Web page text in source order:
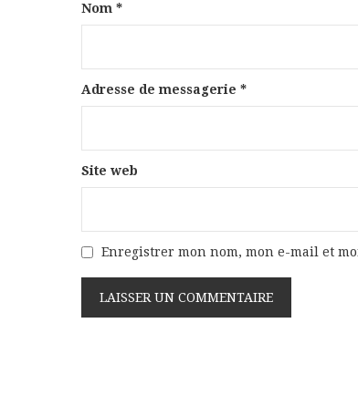
Nom *
Adresse de messagerie *
Site web
Enregistrer mon nom, mon e-mail et